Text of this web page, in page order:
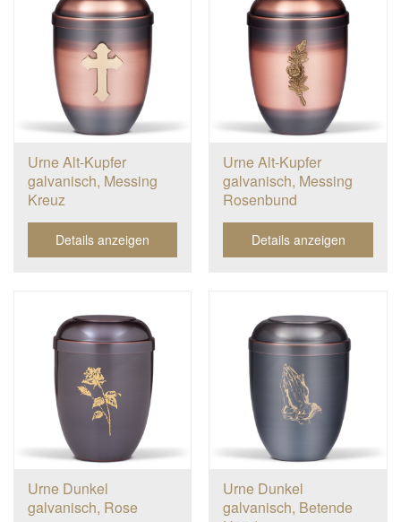
Urne Alt-Kupfer
galvanisch, Messing
Kreuz
Details anzeigen
Urne Alt-Kupfer
galvanisch, Messing
Rosenbund
Details anzeigen
Urne Dunkel
galvanisch, Rose
Urne Dunkel
galvanisch, Betende